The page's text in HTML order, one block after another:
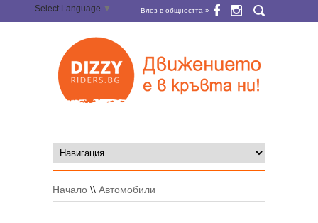
Select Language ▼ Влез в общността »
Начало \\ Автомобили